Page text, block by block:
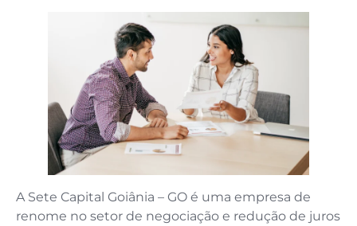
A Sete Capital Goiânia – GO é uma empresa de
renome no setor de negociação e redução de juros